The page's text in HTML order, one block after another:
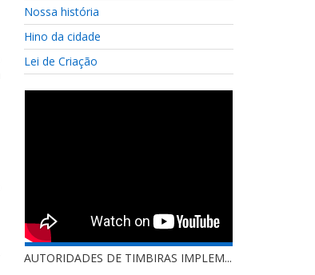
Nossa história
Hino da cidade
Lei de Criação
AUTORIDADES DE TIMBIRAS IMPLEM...